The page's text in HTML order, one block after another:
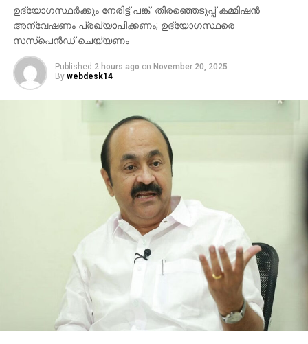
ഗുണകരമാകുമെന്നാണ് പ്രതീക്ഷ.
ഉദ്യോഗസ്ഥര്‍ക്കും നേരിട്ട് പങ്ക്: തിരഞ്ഞെടുപ്പ് കമ്മിഷന്‍
അന്വേഷണം പ്രഖ്യാപിക്കണം; ഉദ്യോഗസ്ഥരെ
സസ്പെന്‍ഡ് ചെയ്യണം
Published 2 hours ago on November 20, 2025
By webdesk14